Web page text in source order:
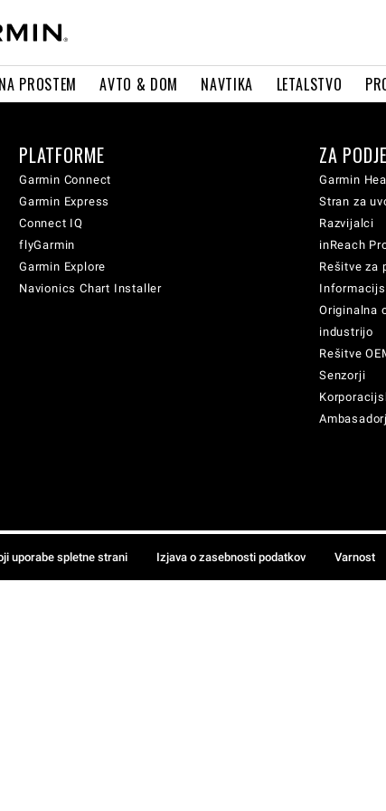
PROSTEM AVTO & DOM NAVTIKA LETALSTVO
PLATFORME
Garmin Connect
Garmin Express
Connect IQ
flyGarmin
Garmin Explore
Navionics Chart Installer
ZA
Garmin
Stran za
Razvijalci
inReach
Rešitve za
Originalna
industrijo
Rešitve
Senzorji
uporabe spletne strani Izjava o zasebnosti podatkov Varnost